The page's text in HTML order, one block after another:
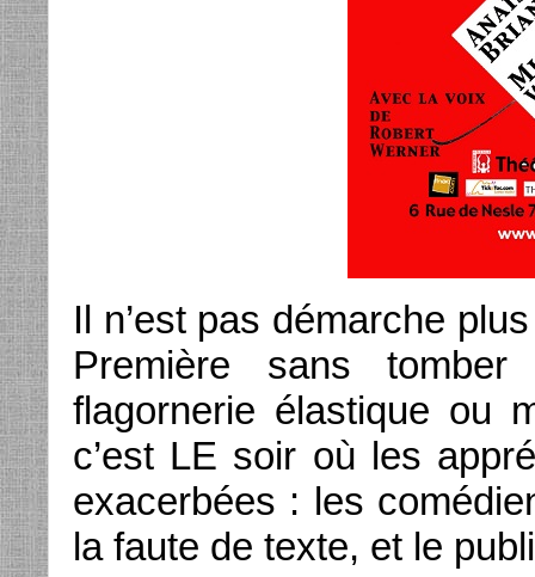
Il n’est pas démarche
Première sans
flagornerie élastique ou
c’est LE soir où les
exacerbées : les
la faute de texte, et le